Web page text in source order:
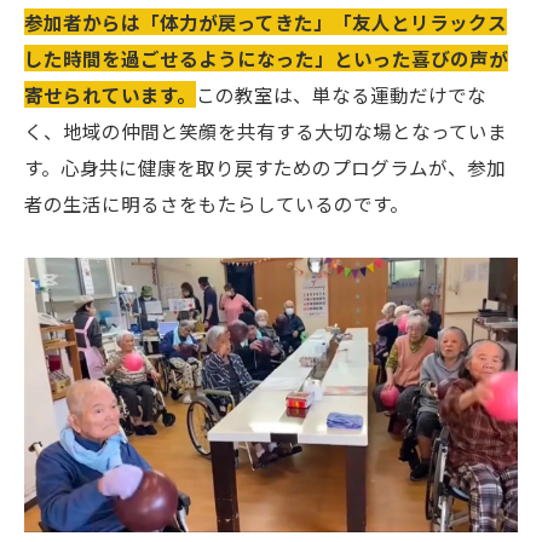
参加者からは「体力が戻ってきた」「友人とリラックス
した時間を過ごせるようになった」といった喜びの声が
寄せられています。 この教室は、単なる運動だけでな
く、地域の仲間と笑顔を共有する大切な場となっていま
す。心身共に健康を取り戻すためのプログラムが、参加
者の生活に明るさをもたらしているのです。